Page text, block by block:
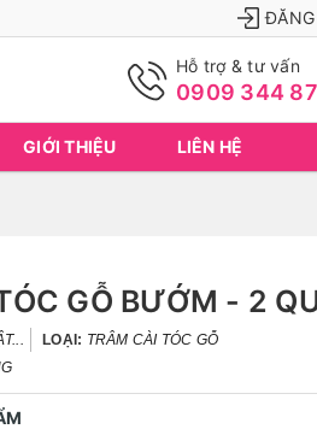
ĐĂNG
Hỗ trợ & tư vấn
0909 344
GIỚI THIỆU LIÊN HỆ
GỖ BƯỚM - 2
LOẠI: TRÂM CÀI TÓC GỖ